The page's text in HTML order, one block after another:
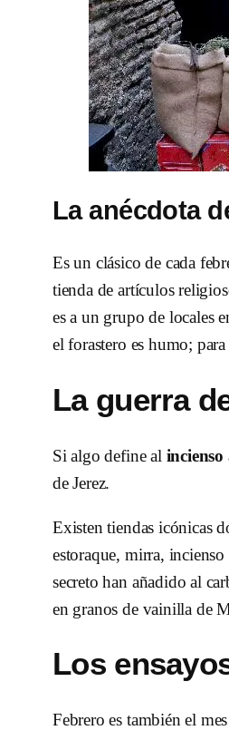
La anécdota
Es un clásico de cada
tienda de artículos
es a un grupo de locales
el forastero es humo;
La guerra
Si algo define al incienso
de Jerez.
Existen tiendas icónicas
estoraque, mirra,
secreto han añadido al
en granos de vainilla de
Los
Febrero es también el